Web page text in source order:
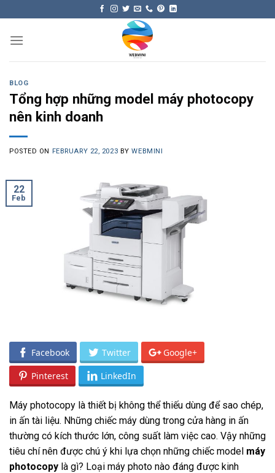
content
BLOG
Tổng hợp những model máy photocopy
nên kinh doanh
POSTED ON FEBRUARY 22, 2023 BYWEBMINI
22
Feb
Facebook Twitter Google+
Pinterest LinkedIn
Máy photocopy là thiết bị không thể thiếu dùng để sao chép,
in ấn tài liệu. Những chiếc máy dùng trong cửa hàng in ấn
thường có kích thước lớn, công suất làm việc cao. Vậy những
tiêu chí nên được chú ý khi lựa chọn những chiếc model máy
photocopy là gì? Loại máy photo nào đáng được kinh